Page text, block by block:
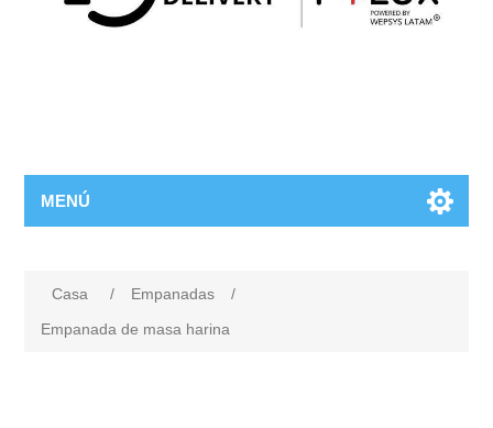
MENÚ
Casa / Empanadas
/
Empanada de masa harina